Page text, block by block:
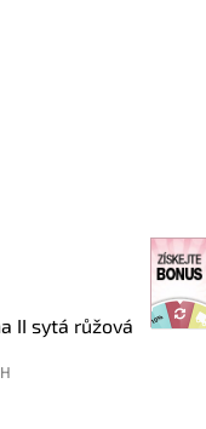
II sytá růžová